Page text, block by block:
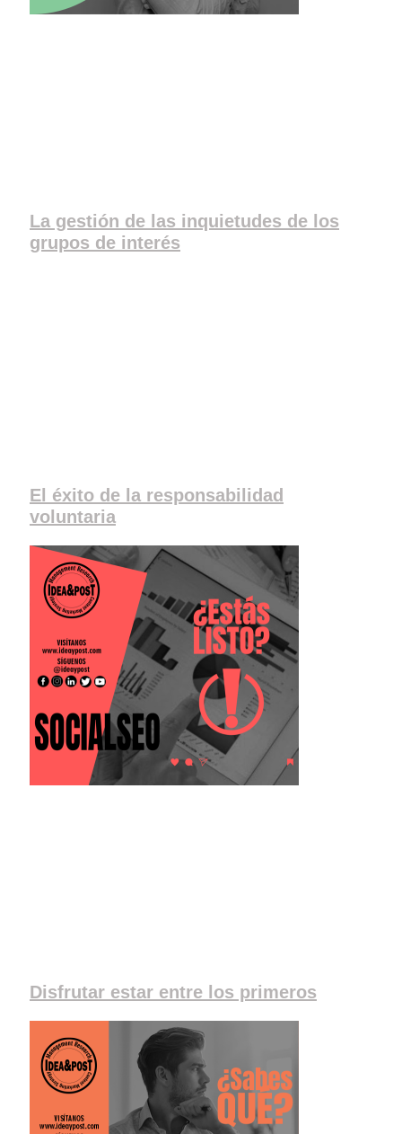
La gestión de las inquietudes de los
grupos de interés
El éxito de la responsabilidad
voluntaria
Disfrutar estar entre los primeros